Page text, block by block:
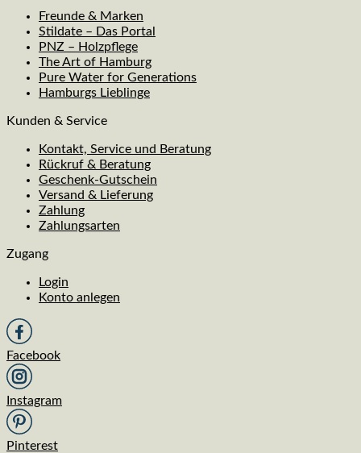
Freunde & Marken
Stildate – Das Portal
PNZ – Holzpflege
The Art of Hamburg
Pure Water for Generations
Hamburgs Lieblinge
Kunden & Service
Kontakt, Service und Beratung
Rückruf & Beratung
Geschenk-Gutschein
Versand & Lieferung
Zahlung
Zahlungsarten
Zugang
Login
Konto anlegen
Facebook
Instagram
Pinterest